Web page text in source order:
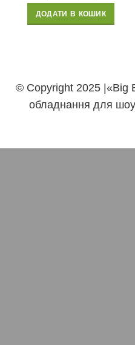
ДОДАТИ В КОШИК
© Copyright 2025 |«Big
обладнання для